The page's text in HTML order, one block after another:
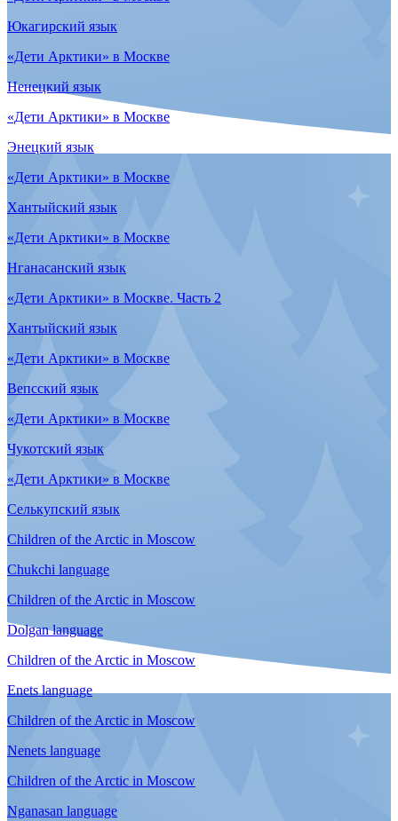
Карельский язык
Тема 4. Семья
Нганасанский язык
Тема 4. Семья
Долганский язык
Тема 4. Семья
Вепсский язык
Тема 4. Семья
Селькупский язык
Тема 4. Семья
Саамский язык
Тема 4. Семья
Ненецкий язык
Тема 4. Семья
Энецкий язык
Тема 4. Кухня
Чукотский язык
Тема 4. Семья
Хантыйский язык
Тема 4. Культура
Эскимосский язык
Тема 4. Семья
Корякский язык
Тема 4. Семья
Эвенский язык
Тема 4. Семья
Ительменский язык